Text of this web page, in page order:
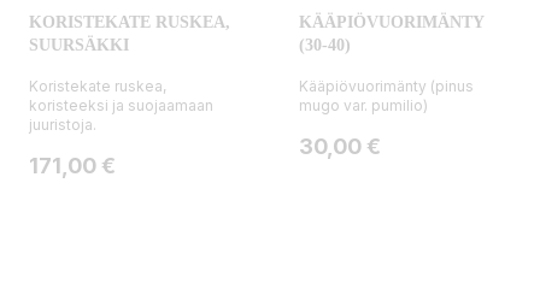
KORISTEKATE RUSKEA,
SUURSÄKKI
Koristekate ruskea,
koristeeksi ja suojaamaan
juuristoja.
Hinta
171,00 €
KÄÄPIÖVUORIMÄNTY
(30-40)
Kääpiövuorimänty (pinus
mugo var. pumilio)
Hinta
30,00 €